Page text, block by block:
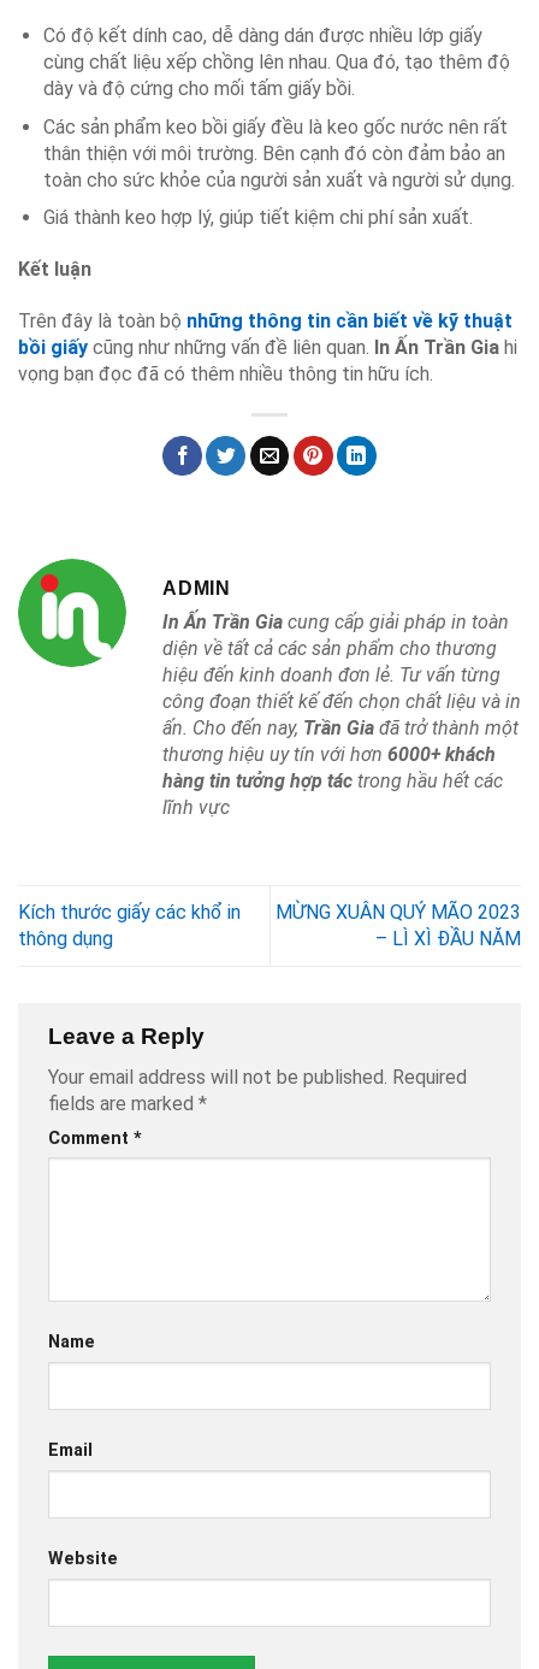
Có độ kết dính cao, dễ dàng dán được nhiều lớp giấy
cùng chất liệu xếp chồng lên nhau. Qua đó, tạo thêm độ
dày và độ cứng cho mối tấm giấy bồi.
Các sản phẩm keo bồi giấy đều là keo gốc nước nên rất
thân thiện với môi trường. Bên cạnh đó còn đảm bảo an
toàn cho sức khỏe của người sản xuất và người sử dụng.
Giá thành keo hợp lý, giúp tiết kiệm chi phí sản xuất.
Kết luận
Trên đây là toàn bộ những thông tin cần biết về kỹ thuật
bồi giấy cũng như những vấn đề liên quan. In Ấn Trần Gia hi
vọng bạn đọc đã có thêm nhiều thông tin hữu ích.
ADMIN
In Ấn Trần Gia cung cấp giải pháp in toàn
diện về tất cả các sản phẩm cho thương
hiệu đến kinh doanh đơn lẻ. Tư vấn từng
công đoạn thiết kế đến chọn chất liệu và in
ấn. Cho đến nay, Trần Gia đã trở thành một
thương hiệu uy tín với hơn 6000+ khách
hàng tin tưởng hợp tác trong hầu hết các
lĩnh vực
Kích thước giấy các khổ in
thông dụng
MỪNG XUÂN QUÝ MÃO 2023
– LÌ XÌ ĐẦU NĂM
Leave a Reply
Your email address will not be published. Required
fields are marked *
Comment *
Name
Email
Website